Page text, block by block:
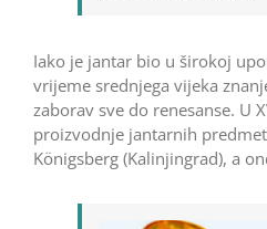
Iako je jantar bio u širokoj
vrijeme srednjega vijeka
zaborav sve do renesanse. U
proizvodnje jantarnih
Königsberg (Kalinjingrad), a